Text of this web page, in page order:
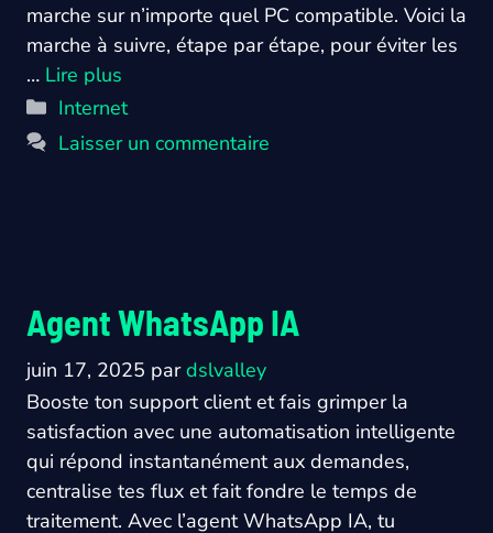
marche sur n’importe quel PC compatible. Voici la
marche à suivre, étape par étape, pour éviter les
… Lire plus
Catégories
Internet
Laisser un commentaire
Agent WhatsApp IA
juin 17, 2025 pardslvalley
Booste ton support client et fais grimper la
satisfaction avec une automatisation intelligente
qui répond instantanément aux demandes,
centralise tes flux et fait fondre le temps de
traitement. Avec l’agent WhatsApp IA, tu